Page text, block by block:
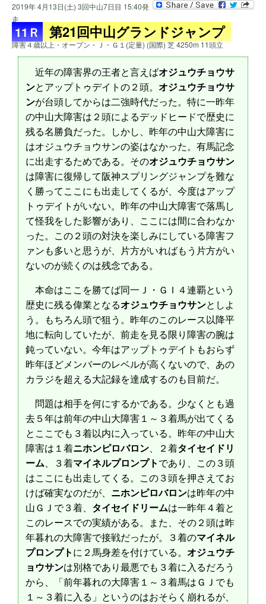
2019年 4月13日(土) 3回中山7日目 15:40発
走
11Ｒ 第21回中山グランドジャンプ
障害４歳以上・オープン・Ｊ・Ｇ１(定量) (国際) 芝 4250m 11頭立
近年の障害界の王者と言えばオジュウチョウサ
ンとアップトゥデイトの２頭。 オジュウチョウサ
ンが台頭してからは二強時代だった。特に一昨年
の中山大障害は２頭によるデッドヒードで歴史に
残る名勝負だった。しかし、昨年の中山大障害に
はオジュウチョウサンの姿はなかった。有馬記念
に出走するためである。そのオジュウチョウサン
は障害に復帰して阪神スプリングジャンプを難な
く勝ってここにも出走してくるが、今度はアップ
トゥデイトがいない。昨年の中山大障害で落馬し
て怪我をした影響があり、ここには間に合わなか
った。この２頭の対決を楽しみにしている障害フ
ァンも多いと思うが、片方がいればもう片方がい
ないのが続くのは残念である。
本命はここを勝てば同一Ｊ・ＧＩ４連覇という
歴史に残る偉業となるオジュウチョウサンとしよ
う。もちろん頭で狙う。昨年のこのレース以降平
地に転向していたが、前走を見る限り障害の腕は
鈍っていない。今年はアップトゥデイトもおらず
昨年ほどメンバーのレベルが高くないので、あの
カラジを超える大記録を達成するのも目前だ。
問題は相手を何にするかである。少なくとも過
去５年は前年の中山大障害１～３着馬が出てくる
とここでも３着以内に入っている。昨年の中山大
障害は１着ニホンピロバロン、２着タイセイドリ
ーム、３着マイネルプロンプトであり、この３頭
はここにも出走してくる。この３頭を押さえてお
けば確実なのだが、 ニホンピロバロンは昨年の中
山ＧＪで３着、 タイセイドリームは一昨年４着と
このレースでの実績がある。また、その２頭は昨
年暮れの大障害で接戦だったが。３着のマイネル
プロンプトに２馬身差を付けている。 オジュウチ
ョウサンは別格であり最悪でも３着に入るだろう
から、「前年暮れの大障害１～３着馬はＧＪでも
１～３着に入る」というのはおそらく崩れるが、